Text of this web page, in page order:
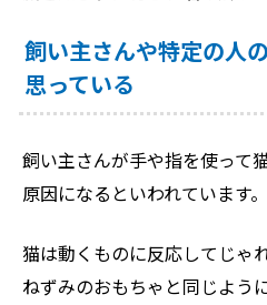
飼い主さんや特定の人
思っている
飼い主さんが手や指を使って
原因になるといわれています。
猫は動くものに反応してじゃ
ねずみのおもちゃと同じよう